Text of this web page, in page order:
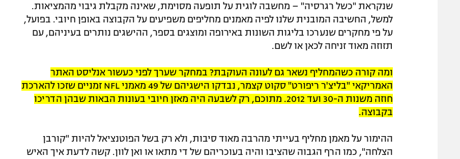
שנקראת "כשל רגרסיה" – מחשבה לוגית על תופעה מסוימת, שאינה מקבלת גיבוי מהמציאות.
למשל, החשיבה המובנית שלנו לפיה מאמנים מחליפים משפיעים על הקבוצה באופן חיובי. בפועל,
על פי מחקרים שנערכו בליגות השונות באירופה ומוצגים בספר, ההישגים נותרים בעיניהם, עם
תזוזה מאוד זניחה לכאן או לשם.
ומה קורה כשהמחליף נשאר גם לעונה העוקבת? במחקר שערך לפני כעשור אנליסט האתר
האמריקאי "בליצ'ר ריפורט" סקוט קצמר, נבדקו הישגיהם של 49 מאמני NFL זמניים שזכו להארכת
חוזה משנות ה-30 ועד 2012. מתוכם, רק לשבעה היה מאזן חיובי בעונות הבאות שבהן הדריכו
בקבוצה.
ההימור על מאמן מחליף בעייתי מהרבה מאוד סיבות, ולא רק בשל הפוטנציאל להיות "קורבן
הצלחה", כמו הרף הגבוה שהציבו והיה בעוכריהם של די מתאו או ואן לוון. קשה לדעת איך האיש